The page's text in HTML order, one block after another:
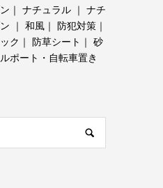
｜ ナチュラル ｜ ナチ
｜ 和風 ｜ 防犯対策 ｜
ク ｜ 防草シート ｜ 砂
ポート・自転車置き